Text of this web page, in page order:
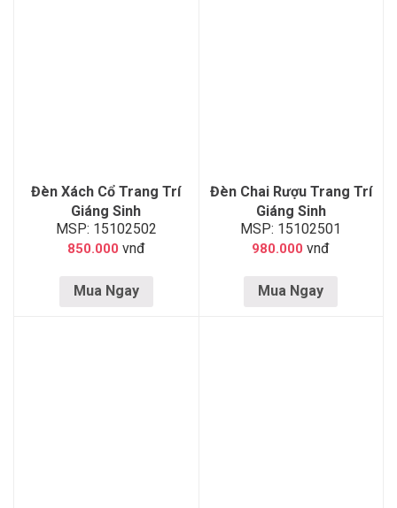
Đèn Xách Cổ Trang Trí
Giáng Sinh
MSP: 15102502
850.000 vnđ
Mua Ngay
Đèn Chai Rượu Trang Trí
Giáng Sinh
MSP: 15102501
980.000 vnđ
Mua Ngay